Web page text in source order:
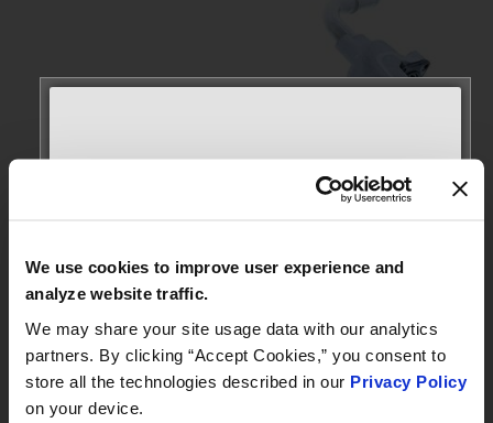
We use cookies to improve user experience and
analyze website traffic.
We may share your site usage data with our analytics
partners. By clicking “Accept Cookies,” you consent to
store all the technologies described in our Privacy Policy
on your device.
MEET WITH US AT
September 8–12, 2026
Book your meeting NOW